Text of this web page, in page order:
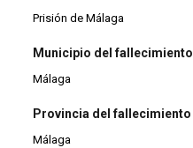
Prisión de Málaga
Municipio del fallecimiento
Málaga
Provincia del fallecimiento
Málaga